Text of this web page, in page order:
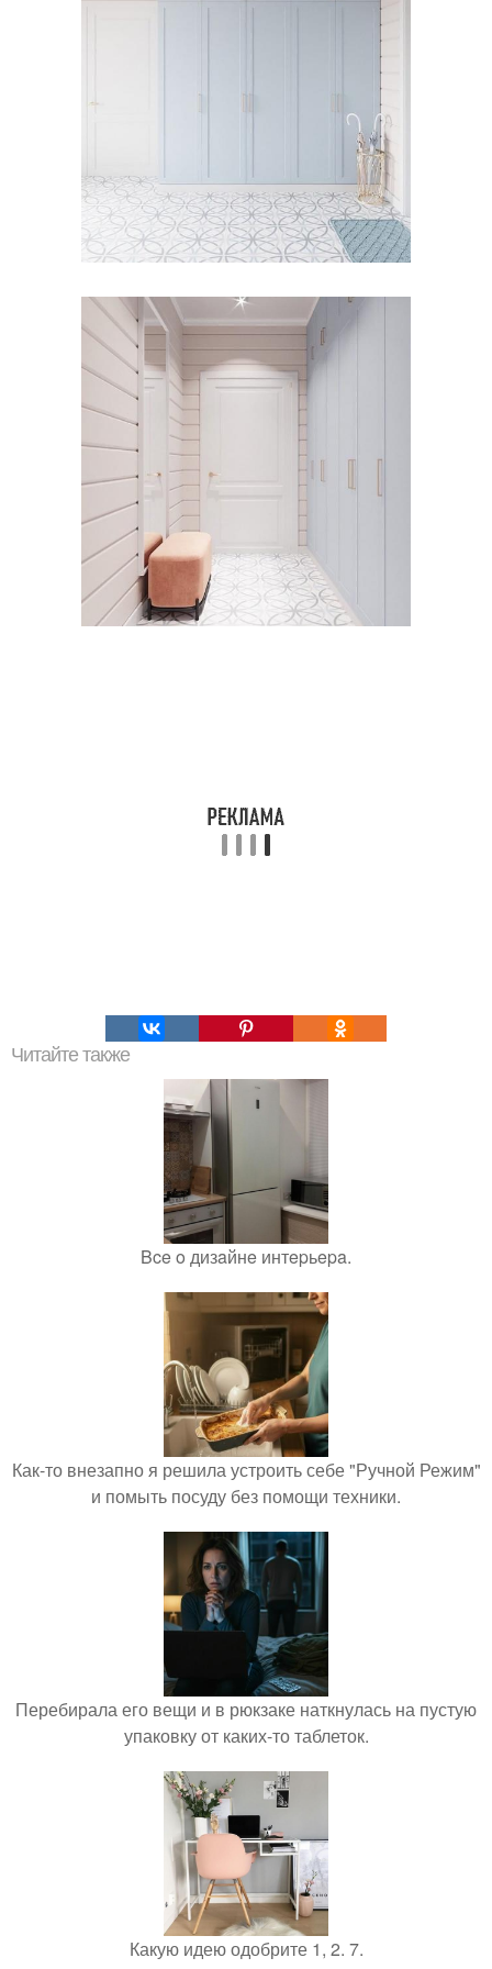
Читайте также
Bce o дизaйнe интepьepa.
Как-то внезапно я решила устроить себе "Ручной Режим"
и помыть посуду без помощи техники.
Перебирала его вещи и в рюкзаке наткнулась на пустую
упаковку от каких-то таблеток.
Какую идею одобрите 1, 2. 7.